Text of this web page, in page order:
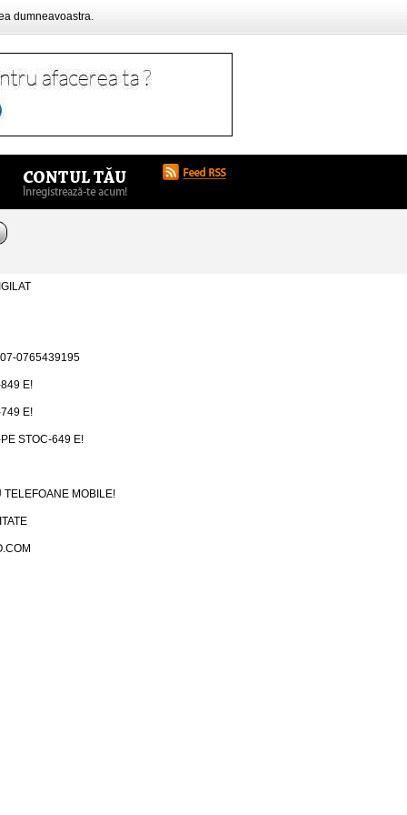
dumneavoastra.
0765439195
E!
E!
STOC-649 E!
MOBILE!